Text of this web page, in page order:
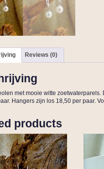
Reviews (0)
met mooie witte
Hangers zijn los 18,50 per paar.
products